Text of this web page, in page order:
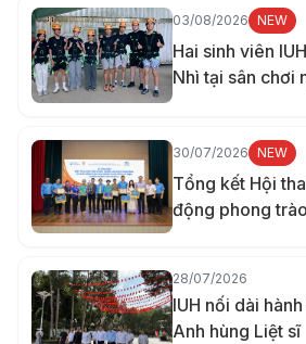
03/08/2026 NEW
Hai sinh viên
Nhì tại sân chơi
ở Đài Loan
30/07/2026 NEW
Tổng kết Hội
động phong
mừng 70 năm
28/07/2026
IUH nối dài
Anh hùng Liệt sĩ